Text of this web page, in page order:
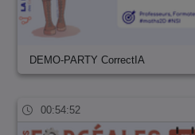
DEMO-PARTY CorrectIA
00:54:52